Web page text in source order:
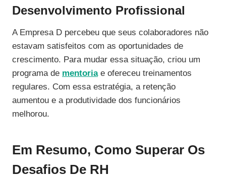
Desenvolvimento Profissional
A Empresa D percebeu que seus colaboradores não
estavam satisfeitos com as oportunidades de
crescimento. Para mudar essa situação, criou um
programa de mentoriae ofereceu treinamentos
regulares. Com essa estratégia, a retenção
aumentou e a produtividade dos funcionários
melhorou.
Em Resumo, Como Superar Os
Desafios De RH